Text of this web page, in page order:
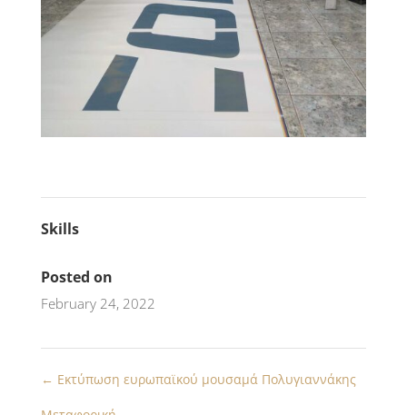
Skills
Posted on
February 24, 2022
← Εκτύπωση ευρωπαϊκού μουσαμά Πολυγιαννάκης